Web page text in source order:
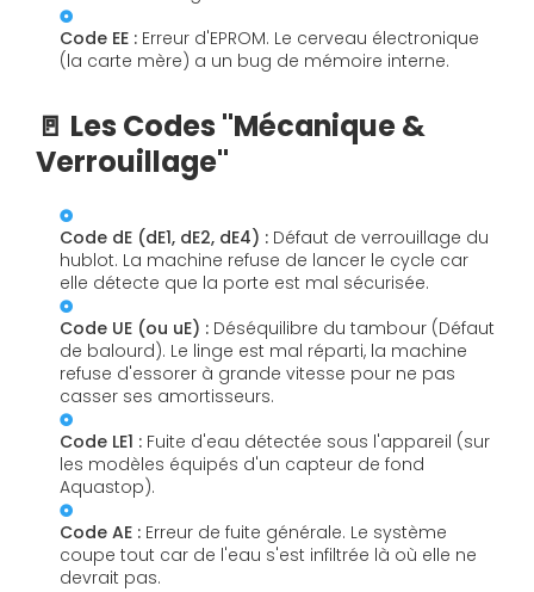
Code EE : Erreur d'EPROM. Le cerveau électronique
(la carte mère) a un bug de mémoire interne.
🚪 Les Codes "Mécanique &
Verrouillage"
Code dE (dE1, dE2, dE4) : Défaut de verrouillage du
hublot. La machine refuse de lancer le cycle car
elle détecte que la porte est mal sécurisée.
Code UE (ou uE) : Déséquilibre du tambour (Défaut
de balourd). Le linge est mal réparti, la machine
refuse d'essorer à grande vitesse pour ne pas
casser ses amortisseurs.
Code LE1 : Fuite d'eau détectée sous l'appareil (sur
les modèles équipés d'un capteur de fond
Aquastop).
Code AE : Erreur de fuite générale. Le système
coupe tout car de l'eau s'est infiltrée là où elle ne
devrait pas.